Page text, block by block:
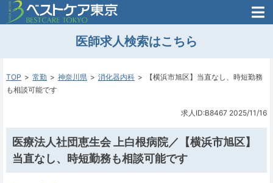
医師がはじめた
医師のための
転職支援
転職支援のお問い合わせ
医師求人検索はこちら
TOP 常勤 神奈川県 消化器内科
【横浜市旭区】当直なし、時短勤務
も相談可能です
求人ID:B8467 2025/11/16
医療法人社団恵生会 上白根病院／【横浜市旭区】
当直なし、時短勤務も相談可能です